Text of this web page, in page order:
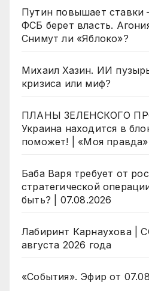
Путин повышает ставки
ФСБ берет власть.
Снимут ли «Яблоко»?
Михаил Хазин. ИИ
кризиса или миф?
ПЛАНЫ ЗЕЛЕНСКОГО
Украина находится в
поможет! | «Моя правда»
Баба Варя требует от
стратегической
быть? | 07.08.2026
Лабиринт Карнаухова |
августа 2026 года
«События». Эфир от